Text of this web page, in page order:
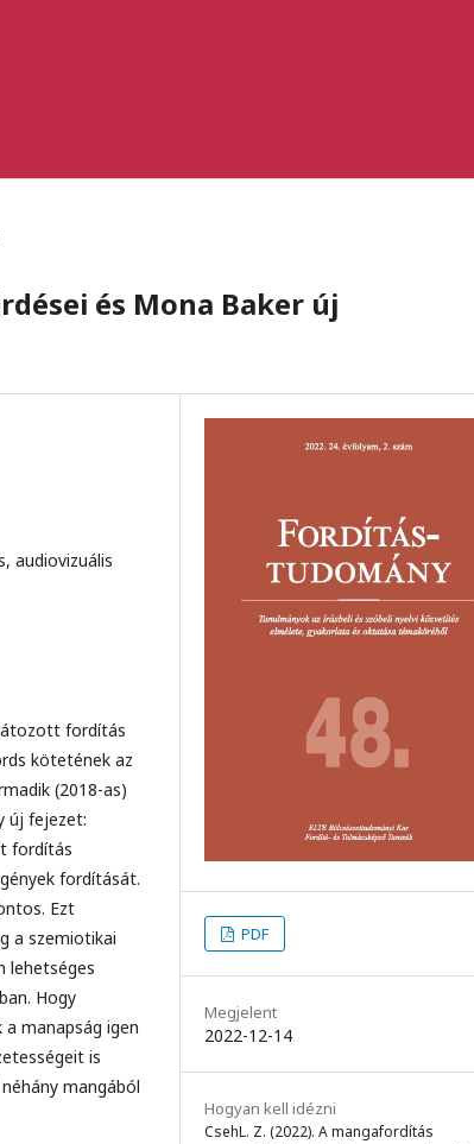
és Mona Baker új
audiovizuális
fordítás
kötetének az
(2018-as)
új fejezet:
fordítás
fordítását.
Ezt
a szemiotikai
lehetséges
Hogy
manapság igen
is
mangából
PDF
Megjelent
2022-12-14
Hogyan kell idézni
CsehL. Z. (2022). A mangafordítás